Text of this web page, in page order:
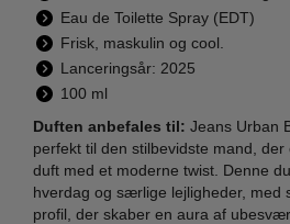
Eau de Toilette Spray (EDT)
Frisk, maskulin og cool.
Lanceringsår: 2025
100 ml
Duften anbefales til: Jeans Urban
perfekt til den stilbevidste mand,
duft med et moderne twist. Denne
hverdag og særlige lejligheder, med
profil, der skaber en aura af